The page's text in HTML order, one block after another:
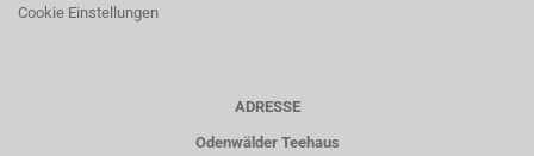
Cookie Einstellungen
ADRESSE
Odenwälder Teehaus